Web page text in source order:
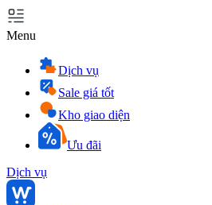
Menu
Dịch vụ
Sale giá tốt
Kho giao diện
Ưu đãi
Dịch vụ